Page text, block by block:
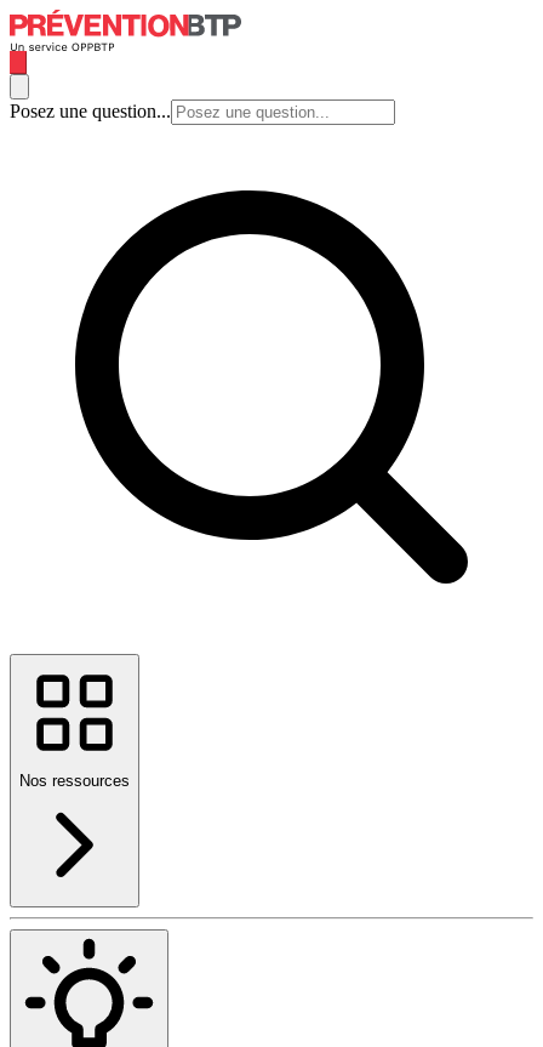
Posez une question...
Nos ressources